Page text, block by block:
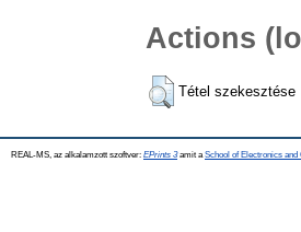
Actions
Tétel szekesztése
REAL-MS, az alkalamzott szoftver: EPrints 3amit a School of Electronics and